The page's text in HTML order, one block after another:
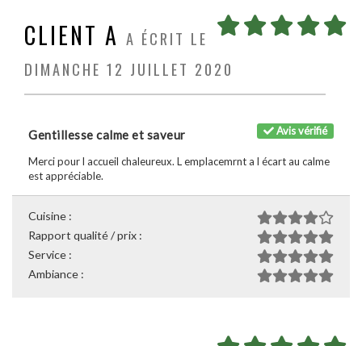
CLIENT A A ÉCRIT LE
DIMANCHE 12 JUILLET 2020
Avis vérifié
Gentillesse calme et saveur
Merci pour l accueil chaleureux. L emplacemrnt a l écart au calme
est appréciable.
Cuisine :
Rapport qualité / prix :
Service :
Ambiance :